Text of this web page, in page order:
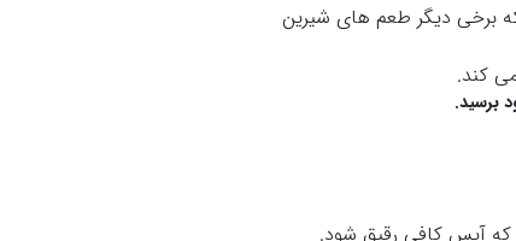
برخی دیگر طعم های شیرین
کند.
برسید.
که آیس کافی رقیق شود.